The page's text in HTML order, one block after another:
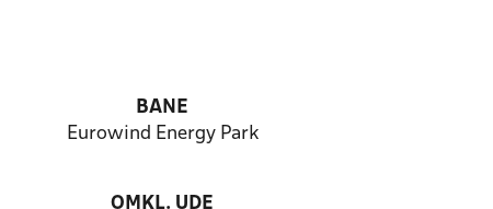
BANE
Eurowind Energy Park
OMKL. UDE